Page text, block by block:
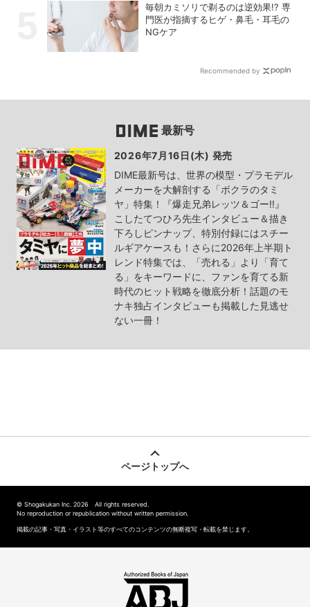
毎朝カミソリで剃るのは逆効果!? 専
門医が指摘するヒゲ・鼻毛・耳毛の
NGケア
Recommended by
最新号
2026年7月16日(木) 発売
DIME最新号は、世界の模型・プラモデル
メーカーを大解剖する「ボクラのタミ
ヤ」特集！『爆走兄弟レッツ＆ゴー!!』
こしたてつひろ先生インタビュー＆描き
下ろしピンナップ、特別付録にはスチー
ルギアケースも！さらに2026年上半期ト
レンド特集では、「売れる」より「育て
る」をキーワードに、ファンを育てる新
時代のヒット戦略を徹底分析！話題のモ
ナキ独占インタビューも掲載した見逃せ
ない一冊！
ページトップへ
© Shogakukan Inc. 2026 All rights reserved.
No reproduction or republication without written permission.
掲載の記事・写真・イラスト等のすべてのコンテンツの無断複写・転載を禁じます。